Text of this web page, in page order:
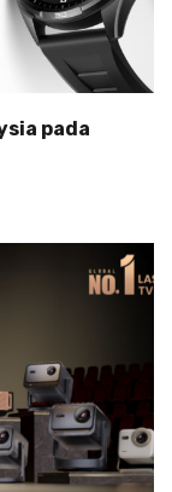
pada